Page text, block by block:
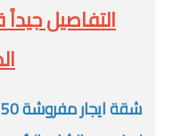
التفاصيل